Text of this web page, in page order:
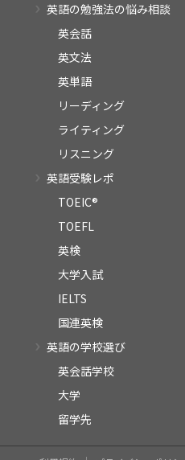
英語の勉強法の悩み相談
英会話
英文法
英単語
リーディング
ライティング
リスニング
英語受験レポ
TOEIC®
TOEFL
英検
大学入試
IELTS
国連英検
英語の学校選び
英会話学校
大学
留学先